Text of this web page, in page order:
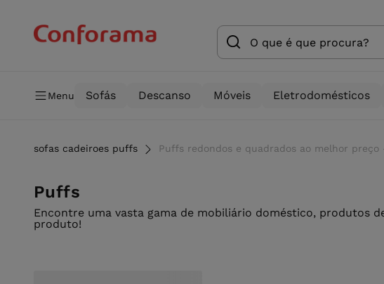
Menu Sofás Descanso Móveis Eletrodomésticos
sofas cadeiroes puffs Puffs redondos e quadrados ao melhor preço
Puffs
Encontre uma vasta gama de mobiliário doméstico, produtos
produto!